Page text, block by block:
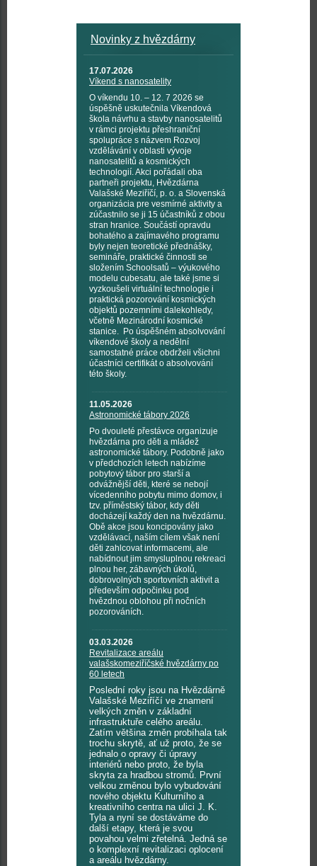
Novinky z hvězdárny
17.07.2026
Víkend s nanosatelity
O víkendu 10. – 12. 7 2026 se
úspěšně uskutečnila Víkendová
škola návrhu a stavby nanosatelitů
v rámci projektu přeshraniční
spolupráce s názvem Rozvoj
vzdělávání v oblasti vývoje
nanosatelitů a kosmických
technologií. Akci pořádali oba
partneři projektu, Hvězdárna
Valašské Meziříčí, p. o. a Slovenská
organizácia pre vesmírné aktivity a
zúčastnilo se ji 15 účastníků z obou
stran hranice. Součástí opravdu
bohatého a zajímavého programu
byly nejen teoretické přednášky,
semináře, praktické činnosti se
složením Schoolsatů – výukového
modelu cubesatu, ale také jsme si
vyzkoušeli virtuální technologie i
praktická pozorování kosmických
objektů pozemními dalekohledy,
včetně Mezinárodní kosmické
stanice. Po úspěšném absolvování
víkendové školy a nedělní
samostatné práce obdrželi všichni
účastníci certifikát o absolvování
této školy.
11.05.2026
Astronomické tábory 2026
Po dvouleté přestávce organizuje
hvězdárna pro děti a mládež
astronomické tábory. Podobně jako
v předchozích letech nabízíme
pobytový tábor pro starší a
odvážnější děti, které se nebojí
vícedenního pobytu mimo domov, i
tzv. příměstský tábor, kdy děti
docházejí každý den na hvězdárnu.
Obě akce jsou koncipovány jako
vzdělávací, naším cílem však není
děti zahlcovat informacemi, ale
nabídnout jim smysluplnou rekreaci
plnou her, zábavných úkolů,
dobrovolných sportovních aktivit a
především odpočinku pod
hvězdnou oblohou při nočních
pozorováních.
03.03.2026
Revitalizace areálu
valašskomeziříčské hvězdárny po
60 letech
Poslední roky jsou na Hvězdárně
Valašské Meziříčí ve znamení
velkých změn v základní
infrastruktuře celého areálu.
Zatím většina změn probíhala tak
trochu skrytě, ať už proto, že se
jednalo o opravy či úpravy
interiérů nebo proto, že byla
skryta za hradbou stromů. První
velkou změnou bylo vybudování
nového objektu Kulturního a
kreativního centra na ulici J. K.
Tyla a nyní se dostáváme do
další etapy, která je svou
povahou velmi zřetelná. Jedná se
o komplexní revitalizaci oplocení
a areálu hvězdárny.